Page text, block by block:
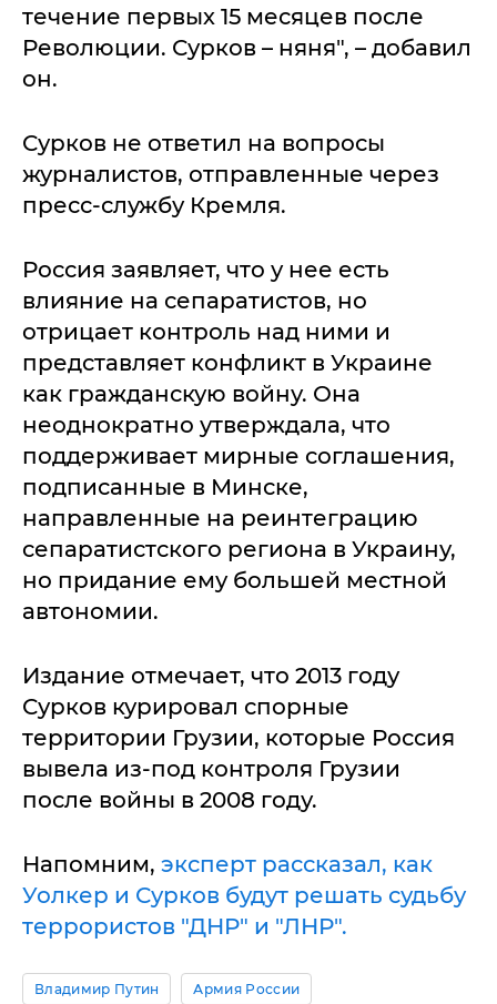
течение первых 15 месяцев после
Революции. Сурков – няня", – добавил
он.
Сурков не ответил на вопросы
журналистов, отправленные через
пресс-службу Кремля.
Россия заявляет, что у нее есть
влияние на сепаратистов, но
отрицает контроль над ними и
представляет конфликт в Украине
как гражданскую войну. Она
неоднократно утверждала, что
поддерживает мирные соглашения,
подписанные в Минске,
направленные на реинтеграцию
сепаратистского региона в Украину,
но придание ему большей местной
автономии.
Издание отмечает, что 2013 году
Сурков курировал спорные
территории Грузии, которые Россия
вывела из-под контроля Грузии
после войны в 2008 году.
Напомним, эксперт рассказал, как
Уолкер и Сурков будут решать судьбу
террористов "ДНР" и "ЛНР".
Владимир Путин Армия России